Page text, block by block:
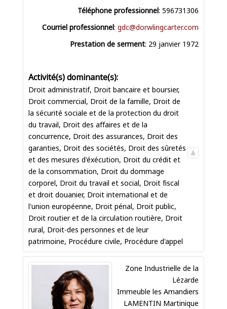
Téléphone professionnel: 596731306
Courriel professionnel: gdc@dorwlingcarter.com
Prestation de serment: 29 janvier 1972
Droit administratif, Droit bancaire et boursier,
Droit commercial, Droit de la famille, Droit de
la sécurité sociale et de la protection du droit
du travail, Droit des affaires et de la
concurrence, Droit des assurances, Droit des
garanties, Droit des sociétés, Droit des sûretés
et des mesures d'éxécution, Droit du crédit et
de la consommation, Droit du dommage
corporel, Droit du travail et social, Droit fiscal
et droit douanier, Droit international et de
l'union européenne, Droit pénal, Droit public,
Droit routier et de la circulation routière, Droit
rural, Droit-des personnes et de leur
patrimoine, Procédure civile, Procédure d'appel
Zone Industrielle de la
Lézarde
Immeuble les Amandiers
LAMENTIN Martinique